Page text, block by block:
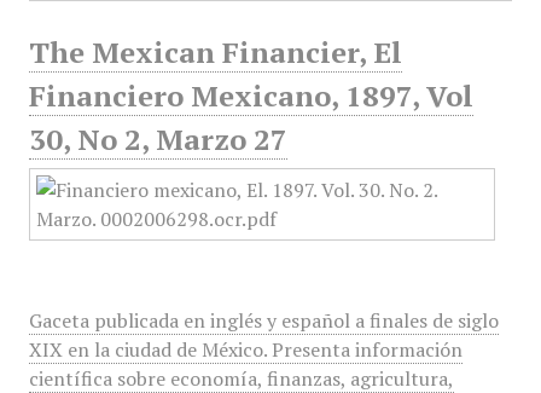
The Mexican Financier, El
Financiero Mexicano, 1897, Vol
30, No 2, Marzo 27
Gaceta publicada en inglés y español a finales de siglo
XIX en la ciudad de México. Presenta información
científica sobre economía, finanzas, agricultura,